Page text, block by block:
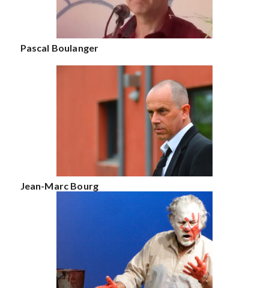
Pascal Boulanger
Jean-Marc Bourg